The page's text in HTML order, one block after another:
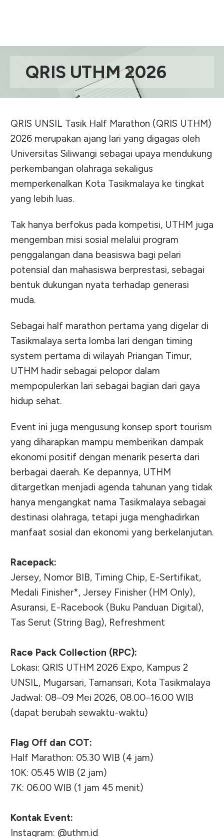
QRIS UTHM 2026
QRIS UNSIL Tasik Half Marathon (QRIS UTHM)
2026 merupakan ajang lari yang digagas oleh
Universitas Siliwangi sebagai upaya mendukung
perkembangan olahraga sekaligus
memperkenalkan Kota Tasikmalaya ke tingkat
yang lebih luas.
Tak hanya berfokus pada kompetisi, UTHM juga
mengemban misi sosial melalui program
penggalangan dana beasiswa bagi pelari
potensial dan mahasiswa berprestasi, sebagai
bentuk dukungan nyata terhadap generasi
muda.
Sebagai half marathon pertama yang digelar di
Tasikmalaya serta lomba lari dengan timing
system pertama di wilayah Priangan Timur,
UTHM hadir sebagai pelopor dalam
mempopulerkan lari sebagai bagian dari gaya
hidup sehat.
Event ini juga mengusung konsep sport tourism
yang diharapkan mampu memberikan dampak
ekonomi positif dengan menarik peserta dari
berbagai daerah. Ke depannya, UTHM
ditargetkan menjadi agenda tahunan yang tidak
hanya mengangkat nama Tasikmalaya sebagai
destinasi olahraga, tetapi juga menghadirkan
manfaat sosial dan ekonomi yang berkelanjutan.
Racepack:
Jersey, Nomor BIB, Timing Chip, E-Sertifikat,
Medali Finisher*, Jersey Finisher (HM Only),
Asuransi, E-Racebook (Buku Panduan Digital),
Tas Serut (String Bag), Refreshment
Race Pack Collection (RPC):
Lokasi: QRIS UTHM 2026 Expo, Kampus 2
UNSIL, Mugarsari, Tamansari, Kota Tasikmalaya
Jadwal: 08–09 Mei 2026, 08.00–16.00 WIB
(dapat berubah sewaktu-waktu)
Flag Off dan COT:
Half Marathon: 05.30 WIB (4 jam)
10K: 05.45 WIB (2 jam)
7K: 06.00 WIB (1 jam 45 menit)
Kontak Event:
Instagram: @uthm.id